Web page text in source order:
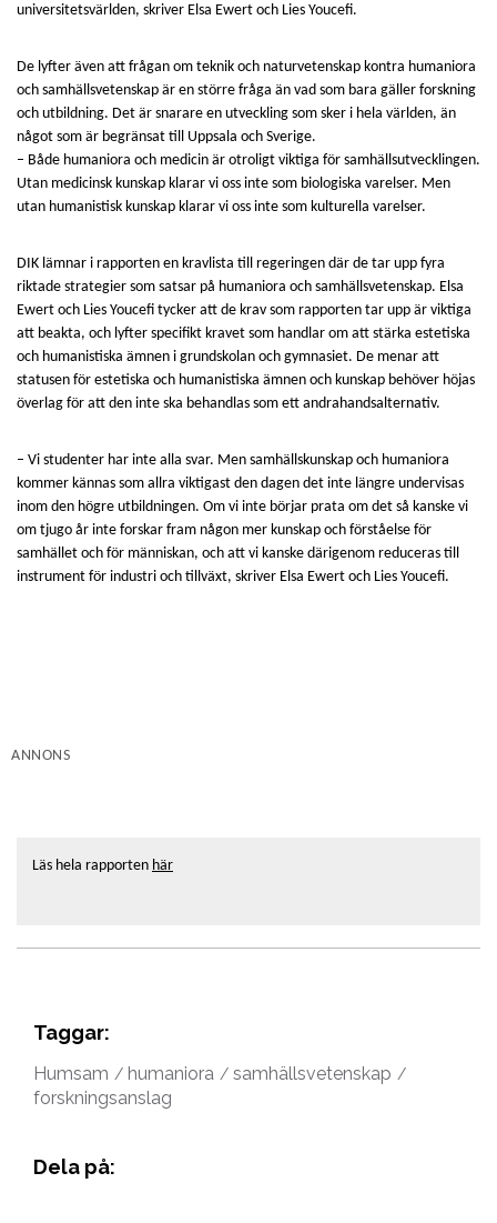
universitetsvärlden, skriver Elsa Ewert och Lies Youcefi.
De lyfter även att frågan om teknik och naturvetenskap kontra humaniora
och samhällsvetenskap är en större fråga än vad som bara gäller forskning
och utbildning. Det är snarare en utveckling som sker i hela världen, än
något som är begränsat till Uppsala och Sverige.
– Både humaniora och medicin är otroligt viktiga för samhällsutvecklingen.
Utan medicinsk kunskap klarar vi oss inte som biologiska varelser. Men
utan humanistisk kunskap klarar vi oss inte som kulturella varelser.
DIK lämnar i rapporten en kravlista till regeringen där de tar upp fyra
riktade strategier som satsar på humaniora och samhällsvetenskap. Elsa
Ewert och Lies Youcefi tycker att de krav som rapporten tar upp är viktiga
att beakta, och lyfter specifikt kravet som handlar om att stärka estetiska
och humanistiska ämnen i grundskolan och gymnasiet. De menar att
statusen för estetiska och humanistiska ämnen och kunskap behöver höjas
överlag för att den inte ska behandlas som ett andrahandsalternativ.
– Vi studenter har inte alla svar. Men samhällskunskap och humaniora
kommer kännas som allra viktigast den dagen det inte längre undervisas
inom den högre utbildningen. Om vi inte börjar prata om det så kanske vi
om tjugo år inte forskar fram någon mer kunskap och förståelse för
samhället och för människan, och att vi kanske därigenom reduceras till
instrument för industri och tillväxt, skriver Elsa Ewert och Lies Youcefi.
ANNONS
Läs hela rapporten här
Taggar:
Humsam humaniora
samhällsvetenskap
forskningsanslag
Dela på: